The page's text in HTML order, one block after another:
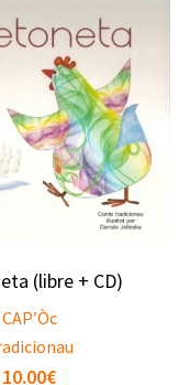
(libre + CD)
CAP’Òc
10.00€